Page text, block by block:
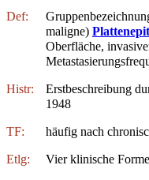
Def:
maligne)
Oberfläche,
Histr:
Erstbeschreibung
1948
TF: häufig nach
Etlg: Vier klinische